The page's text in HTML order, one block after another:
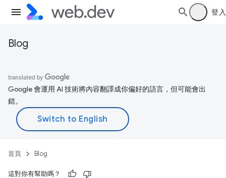
登入
Blog
Google 會運用 AI 技術將內容翻譯成你偏好的語言，但可能會出
錯。
首頁 Blog
這對你有幫助嗎？